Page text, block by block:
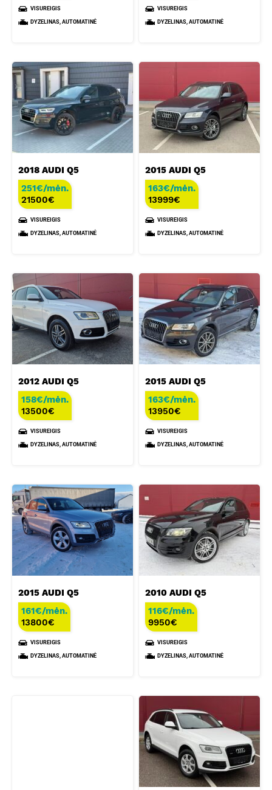
VISUREIGIS
DYZELINAS, AUTOMATINĖ
VISUREIGIS
DYZELINAS, AUTOMATINĖ
2018 AUDI Q5
251€/mėn.
21500€
VISUREIGIS
DYZELINAS, AUTOMATINĖ
2015 AUDI Q5
163€/mėn.
13999€
VISUREIGIS
DYZELINAS, AUTOMATINĖ
2012 AUDI Q5
158€/mėn.
13500€
VISUREIGIS
DYZELINAS, AUTOMATINĖ
2015 AUDI Q5
163€/mėn.
13950€
VISUREIGIS
DYZELINAS, AUTOMATINĖ
2015 AUDI Q5
161€/mėn.
13800€
VISUREIGIS
DYZELINAS, AUTOMATINĖ
2010 AUDI Q5
116€/mėn.
9950€
VISUREIGIS
DYZELINAS, AUTOMATINĖ